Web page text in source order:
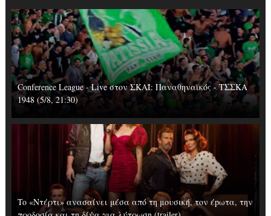
Conference League - Live στον ΣΚΑΪ: Παναθηναϊκός - ΤΣΣΚΑ
1948 (5/8, 21:30)
To «Ντέρτι» ανασαίνει μέσα από τη μουσική, τον έpωτα, την